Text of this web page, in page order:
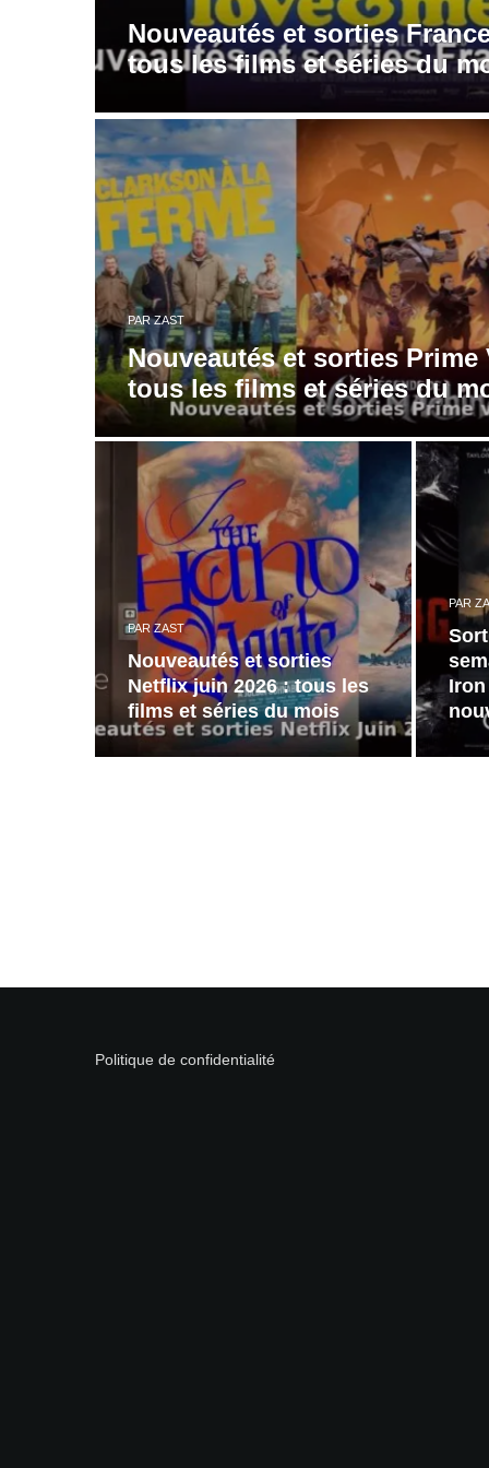
Nouveautés et sorties
tous les films et séries du
PARZAST
Nouveautés et sorties Prime
tous les films et séries du
PARZAST
Nouveautés et sorties
Netflix juin 2026 : tous les
films et séries du mois
PAR
Politique de confidentialité